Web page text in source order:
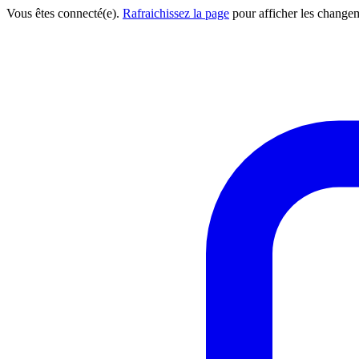
Vous êtes connecté(e). Rafraichissez la page pour afficher les